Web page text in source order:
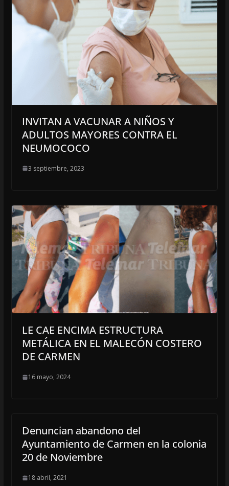
INVITAN A VACUNAR A NIÑOS Y
ADULTOS MAYORES CONTRA EL
NEUMOCOCO
3 septiembre, 2023
LE CAE ENCIMA ESTRUCTURA
METÁLICA EN EL MALECÓN COSTERO
DE CARMEN
16 mayo, 2024
Denuncian abandono del
Ayuntamiento de Carmen en la colonia
20 de Noviembre
18 abril, 2021